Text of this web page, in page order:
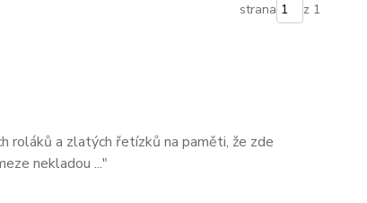
strana z 1
roláků a zlatých řetízků na paměti, že zde
nekladou ..."